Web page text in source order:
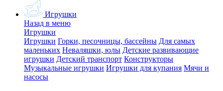
Игрушки
Назад в меню
Игрушки
Игрушки Горки, песочницы, бассейны Для самых
маленьких Неваляшки, юлы Детские развивающие
игрушки Детский транспорт Конструкторы
Музыкальные игрушки Игрушки для купания Мячи и
насосы